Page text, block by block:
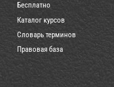
Бесплатно
Каталог курсов
Словарь терминов
Правовая база